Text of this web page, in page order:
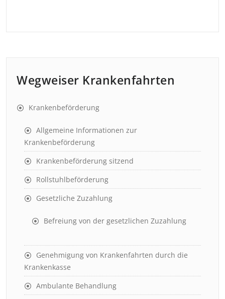
Wegweiser Krankenfahrten
Krankenbeförderung
Allgemeine Informationen zur
Krankenbeförderung
Krankenbeförderung sitzend
Rollstuhlbeförderung
Gesetzliche Zuzahlung
Befreiung von der gesetzlichen Zuzahlung
Genehmigung von Krankenfahrten durch die
Krankenkasse
Ambulante Behandlung